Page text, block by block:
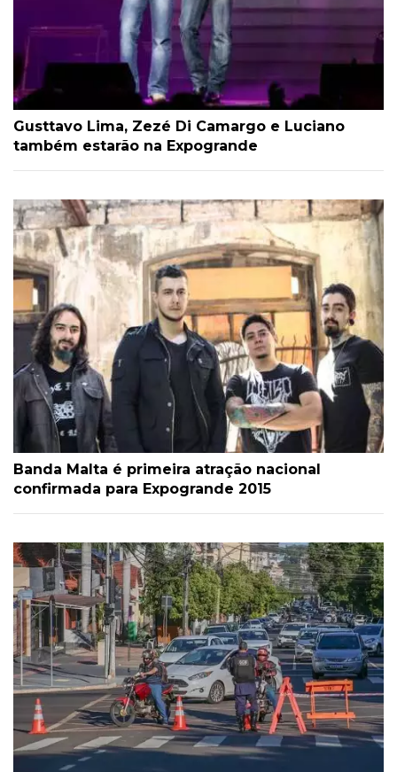
Gusttavo Lima, Zezé Di Camargo e Luciano
também estarão na Expogrande
Banda Malta é primeira atração nacional
confirmada para Expogrande 2015